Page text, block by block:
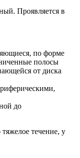
Проявляется в
по форме
полосы
от диска
до
течение, у